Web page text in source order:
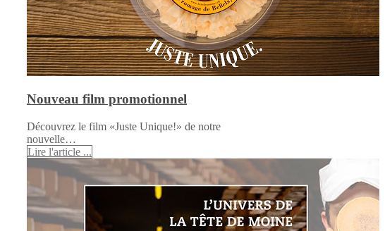
Nouveau film promotionnel
Découvrez le film «Juste Unique!» de notre
nouvelle…
Lire l'article ...